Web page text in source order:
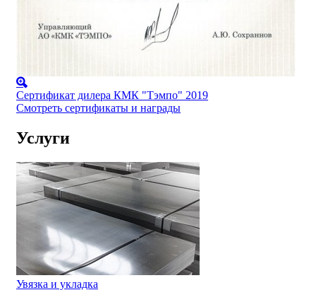
Сертификат дилера КМК "Тэмпо" 2019
Смотреть сертификаты и награды
Услуги
Увязка и укладка